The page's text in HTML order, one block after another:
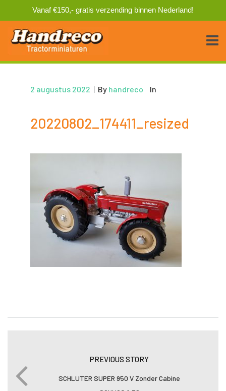
Vanaf €150,- gratis verzending binnen Nederland!
2 augustus 2022 | By handreco In
20220802_174411_resized
PREVIOUS STORY
SCHLUTER SUPER 950 V Zonder Cabine